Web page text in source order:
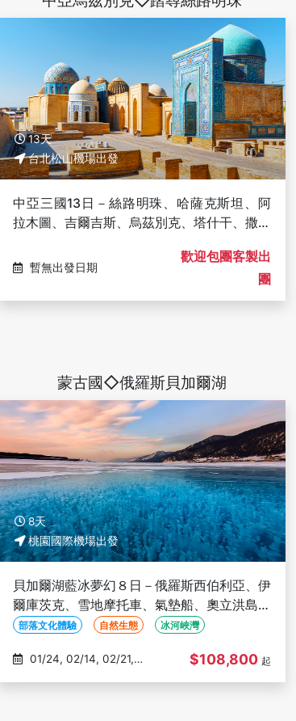
13天
台北松山機場出發
中亞三國13日－絲路明珠、哈薩克斯坦、阿
拉木圖、吉爾吉斯、烏茲別克、塔什干、撒馬
暫無出發日期
歡迎包團客製出
團
蒙古國◇俄羅斯貝加爾湖
8天
桃園國際機場出發
貝加爾湖藍冰夢幻８日－俄羅斯西伯利亞、伊
爾庫茨克、雪地摩托車、氣墊船、奧立洪島南
北線、冰湖野炊
部落文化體驗 自然生態 冰河峽灣
$108,800 起